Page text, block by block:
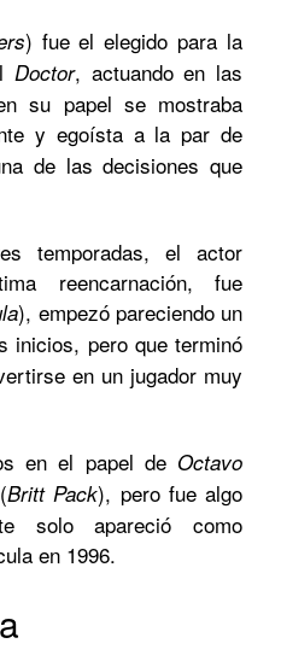
) fue el elegido para la
Doctor, actuando en las
su papel se mostraba
y egoísta a la par de
de las decisiones que
temporadas, el actor
reencarnación, fue
), empezó pareciendo un
inicios, pero que terminó
en un jugador muy
en el papel de Octavo
Britt Pack), pero fue algo
solo apareció como
en 1996.